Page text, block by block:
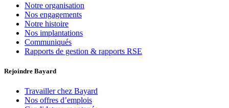
Notre organisation
Nos engagements
Notre histoire
Nos implantations
Communiqués
Rapports de gestion & rapports RSE
Rejoindre Bayard
Travailler chez Bayard
Nos offres d’emplois